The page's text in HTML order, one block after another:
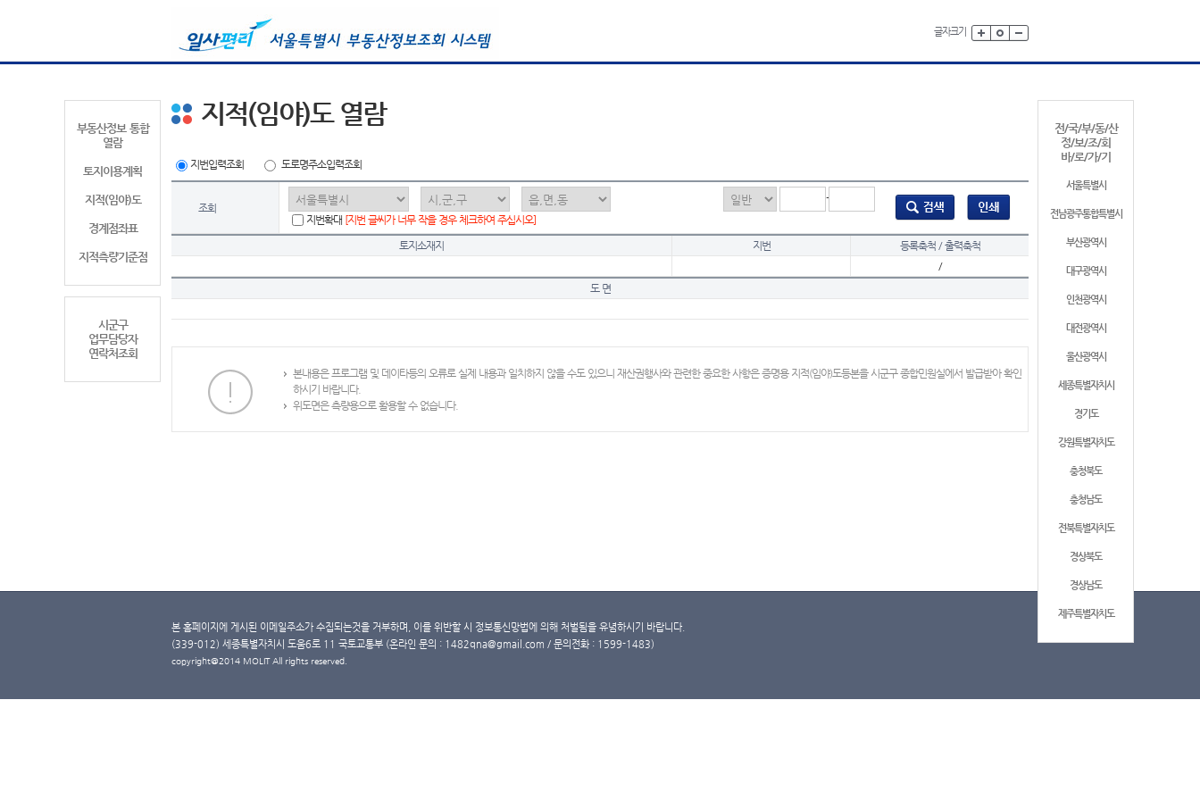
글자크기
부동산정보 통합
열람
토지이용계획
지적(임야)도
경계점좌표
지적측량기준점
시군구
업무담당자
연락처조회
전/국/부/동/산
정/보/조/회
바/로/가/기
서울특별시
전남광주통합특별시
부산광역시
대구광역시
인천광역시
대전광역시
울산광역시
세종특별자치시
경기도
강원특별자치도
충청북도
충청남도
전북특별자치도
경상북도
경상남도
제주특별자치도
지적(임야)도 열람
지번입력조회 도로명주소입력조회
조회
-
지번확대 [지번 글씨가 너무 작을 경우 체크하여 주십시오]
토지소재지 지번
등록축척 / 출력축척
/
도 면
본내용은 프로그램 및 데이타등의 오류로 실제 내용과 일치하지 않을 수도 있으니 재산권행사와 관련한 중요한 사항은 증명용 지적(임야)도등본을 시군구 종합민원실에서 발급받아 확인
하시기 바랍니다.
위도면은 측량용으로 활용할 수 없습니다.
본 홈페이지에 게시된 이메일주소가 수집되는것을 거부하며, 이를 위반할 시 정보통신망법에 의해 처벌됨을 유념하시기 바랍니다.
(339-012) 세종특별자치시 도움6로 11 국토교통부 (온라인 문의 : 1482qna@gmail.com / 문의전화 : 1599-1483)
copyright@2014 MOLIT All rights reserved.